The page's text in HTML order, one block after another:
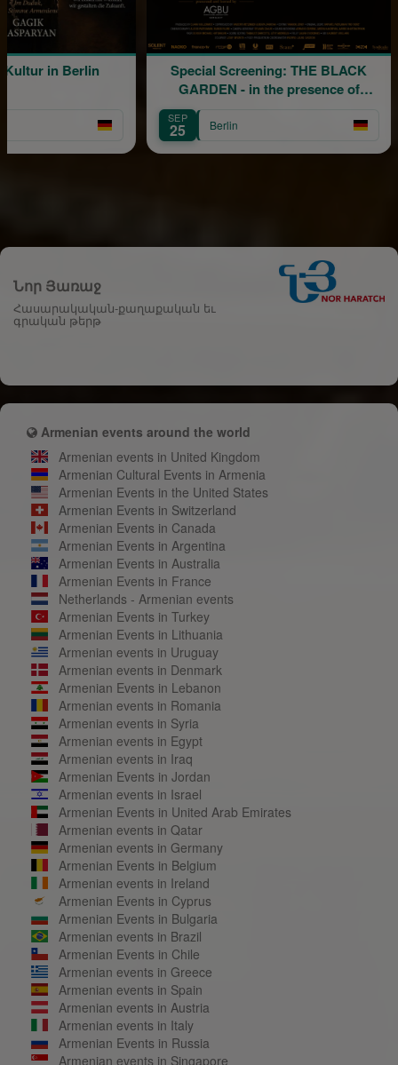
Berlin
Special Screening: THE BLACK
GARDEN - in the presence of
director Alexis Pazoumian
SEP
Berlin
AUG
Նոր Յառաջ
Հասարակական-քաղաքական եւ
գրական թերթ
Armenian events around the world
Armenian events in United Kingdom
Armenian Cultural Events in Armenia
Armenian Events in the United States
Armenian Events in Switzerland
Armenian Events in Canada
Armenian Events in Argentina
Armenian Events in Australia
Armenian Events in France
Netherlands - Armenian events
Armenian Events in Turkey
Armenian Events in Lithuania
Armenian events in Uruguay
Armenian events in Denmark
Armenian Events in Lebanon
Armenian events in Romania
Armenian events in Syria
Armenian events in Egypt
Armenian events in Iraq
Armenian Events in Jordan
Armenian events in Israel
Armenian Events in United Arab Emirates
Armenian events in Qatar
Armenian events in Germany
Armenian Events in Belgium
Armenian events in Ireland
Armenian Events in Cyprus
Armenian Events in Bulgaria
Armenian events in Brazil
Armenian Events in Chile
Armenian events in Greece
Armenian events in Spain
Armenian events in Austria
Armenian events in Italy
Armenian Events in Russia
Armenian events in Singapore